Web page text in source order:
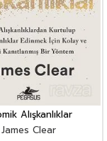
Alışkanlıklar
James Clear